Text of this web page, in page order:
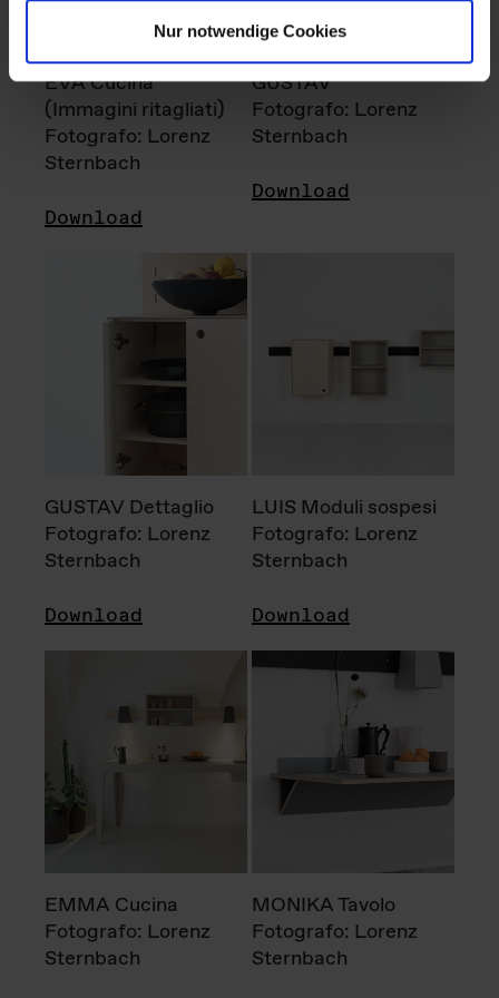
Nur notwendige Cookies
EVA Cucina
(Immagini ritagliati)
Fotografo: Lorenz
Sternbach
Download
GUSTAV
Fotografo: Lorenz
Sternbach
Download
GUSTAV Dettaglio
Fotografo: Lorenz
Sternbach
Download
LUIS Moduli sospesi
Fotografo: Lorenz
Sternbach
Download
EMMA Cucina
Fotografo: Lorenz
Sternbach
MONIKA Tavolo
Fotografo: Lorenz
Sternbach